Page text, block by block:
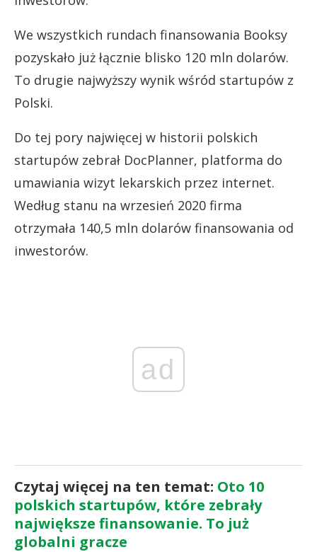
We wszystkich rundach finansowania Booksy
pozyskało już łącznie blisko 120 mln dolarów.
To drugie najwyższy wynik wśród startupów z
Polski.
Do tej pory najwięcej w historii polskich
startupów zebrał DocPlanner, platforma do
umawiania wizyt lekarskich przez internet.
Według stanu na wrzesień 2020 firma
otrzymała 140,5 mln dolarów finansowania od
inwestorów.
ad
Czytaj więcej na ten temat: Oto 10
polskich startupów, które zebrały
największe finansowanie. To już
globalni gracze